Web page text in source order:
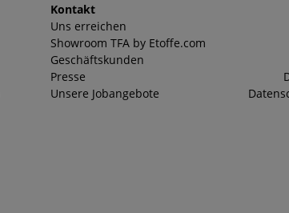
Kontakt
Uns erreichen
Showroom TFA by Etoffe.com
Geschäftskunden
Presse
Unsere Jobangebote